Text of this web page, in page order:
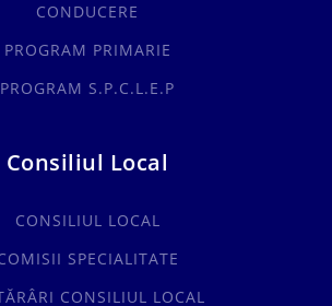
CONDUCERE
PROGRAM PRIMARIE
PROGRAM S.P.C.L.E.P
Consiliul Local
CONSILIUL LOCAL
SPECIALITATE
CONSILIUL LOCAL